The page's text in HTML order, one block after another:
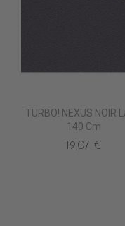
TURBO! NEXUS NOIR
140 Cm
19,07 €